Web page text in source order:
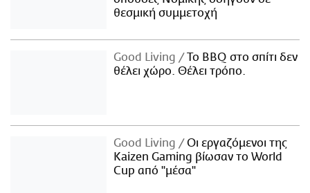
θεσμική συμμετοχή
Good Living
Το BBQ στο σπίτι δεν
θέλει χώρο. Θέλει τρόπο.
Good Living
Οι εργαζόμενοι της
Kaizen Gaming βίωσαν το World
Cup από "μέσα"